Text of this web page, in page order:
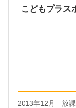
こどもプラス
2013年12月 放課